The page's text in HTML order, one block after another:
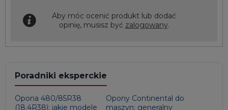
Aby móc ocenić produkt lub dodać
opinię, musisz być zalogowany.
Poradniki eksperckie
Opona 480/85R38
(18.4R38): jakie modele
Opony Continental do
maszyn: generalny